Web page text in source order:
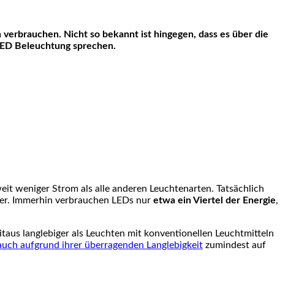
Beleuchtung sprechen.
weniger Strom als alle anderen Leuchtenarten. Tatsächlich
Immerhin verbrauchen LEDs nur etwa ein Viertel der Energie,
langlebiger als Leuchten mit konventionellen Leuchtmitteln
aufgrund ihrer überragenden Langlebigkeit zumindest auf